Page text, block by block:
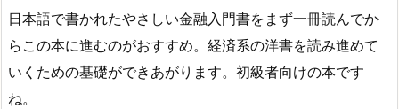
日本語で書かれたやさしい金融入門書をまず一冊読んでか
らこの本に進むのがおすすめ。経済系の洋書を読み進めて
いくための基礎ができあがります。初級者向けの本です
ね。